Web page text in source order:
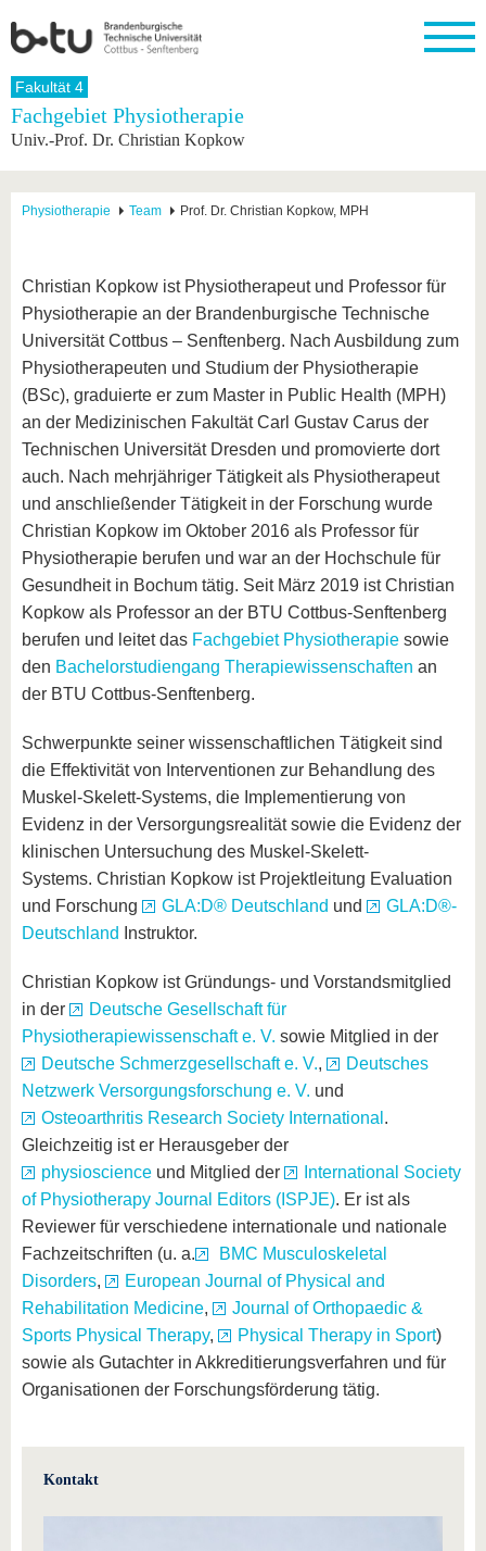
Startseite
Universität
Struktur
Engagement
Partnerschaften
Forschung
Forschung
Wissenschaftlicher
Nachwuchs
Studium
Vor dem
Studium
Nach
International
Profil
BTU
Mit der
BTU ins
Ausland
Für
internationale
Kontakt
Wissenschaftliche
Fachkräfte
an der
BTU
Innovative
Transferprojekte
Lernen
Sie uns
kennen
Werte
erleben
Fakultät 4
Fachgebiet Physiotherapie
Univ.-Prof. Dr. Christian Kopkow
Physiotherapie Team Prof. Dr. Christian Kopkow, MPH
Christian Kopkow ist Physiotherapeut und Professor für
Physiotherapie an der Brandenburgische Technische
Universität Cottbus – Senftenberg. Nach Ausbildung zum
Physiotherapeuten und Studium der Physiotherapie
(BSc), graduierte er zum Master in Public Health (MPH)
an der Medizinischen Fakultät Carl Gustav Carus der
Technischen Universität Dresden und promovierte dort
auch. Nach mehrjähriger Tätigkeit als Physiotherapeut
und anschließender Tätigkeit in der Forschung wurde
Christian Kopkow im Oktober 2016 als Professor für
Physiotherapie berufen und war an der Hochschule für
Gesundheit in Bochum tätig. Seit März 2019 ist Christian
Kopkow als Professor an der BTU Cottbus-Senftenberg
berufen und leitet das Fachgebiet Physiotherapie sowie
den Bachelorstudiengang Therapiewissenschaften an
der BTU Cottbus-Senftenberg.
Schwerpunkte seiner wissenschaftlichen Tätigkeit sind
die Effektivität von Interventionen zur Behandlung des
Muskel-Skelett-Systems, die Implementierung von
Evidenz in der Versorgungsrealität sowie die Evidenz der
klinischen Untersuchung des Muskel-Skelett-
Systems. Christian Kopkow ist Projektleitung Evaluation
und Forschung
GLA:D® Deutschland und
GLA:D®-
Deutschland
Instruktor.
Christian Kopkow ist Gründungs- und Vorstandsmitglied
in der
Deutsche Gesellschaft für
Physiotherapiewissenschaft e. V. sowie Mitglied in der
Deutsche Schmerzgesellschaft e. V.,
Deutsches
Netzwerk Versorgungsforschung e. V. und
Osteoarthritis Research Society International .
Gleichzeitig ist er Herausgeber der
physioscience und Mitglied der
International Society
of Physiotherapy Journal Editors (ISPJE). Er ist als
Reviewer für verschiedene internationale und nationale
Fachzeitschriften (u. a.
BMC Musculoskeletal
Disorders,
European Journal of Physical and
Rehabilitation Medicine,
Journal of Orthopaedic &
Sports Physical Therapy, Physical Therapy in Sport)
sowie als Gutachter in Akkreditierungsverfahren und für
Organisationen der Forschungsförderung tätig.
Kontakt